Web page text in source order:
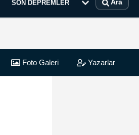
SON DEPREMLER Ara
Foto Galeri Yazarlar